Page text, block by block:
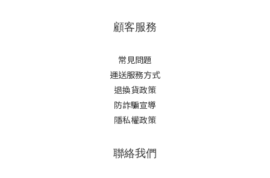
顧客服務
常見問題
運送服務方式
退換貨政策
防詐騙宣導
隱私權政策
聯絡我們